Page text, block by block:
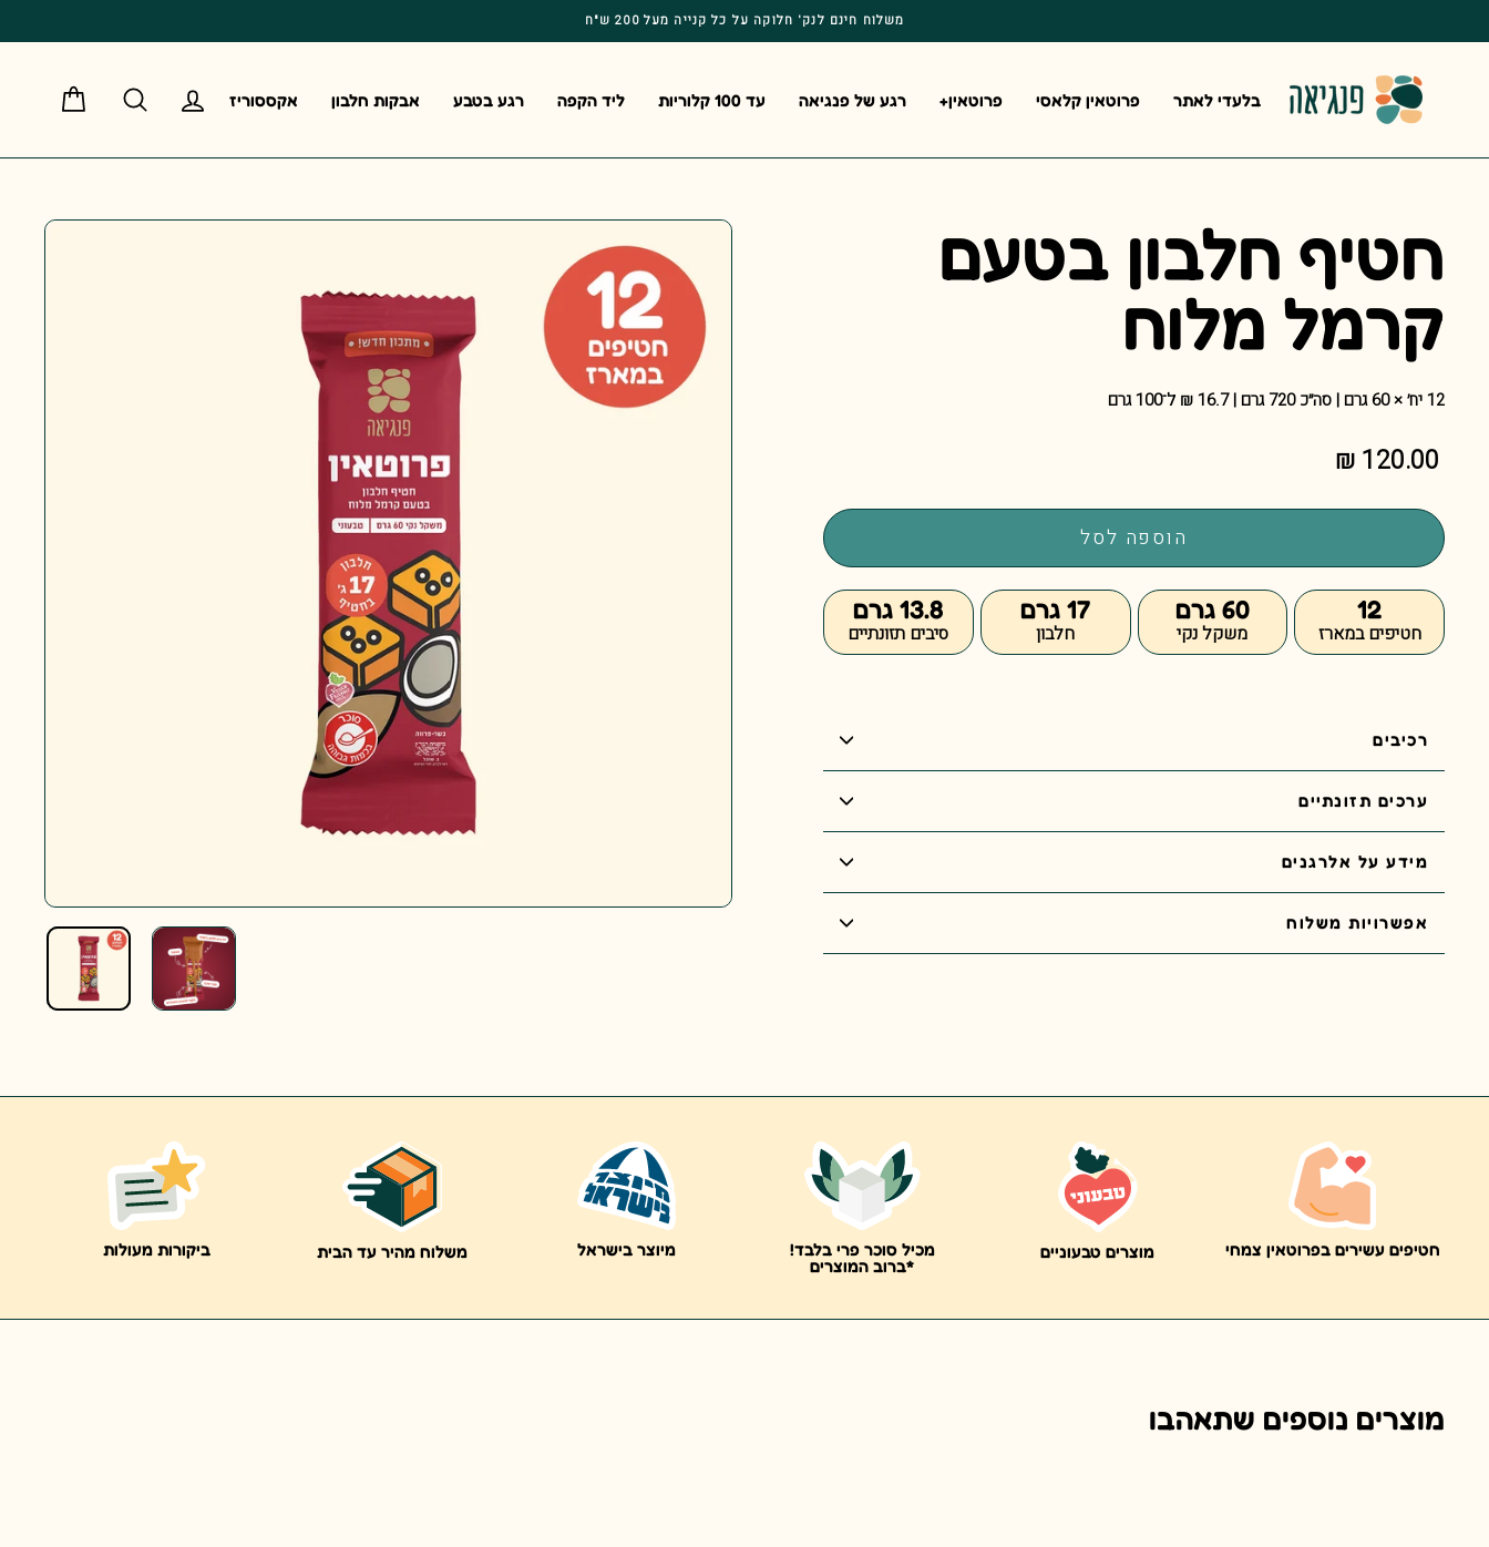
משלוח חינם לנק' חלוקה על כל קנייה מעל 200 ש"ח
בלעדי לאתר פרוטאין קלאסי פרוטאין+ רגע של פנגיאה עד 100 קלוריות ליד הקפה רגע בטבע אבקות חלבון אקססוריז כניסה חיפוש
חטיף חלבון בטעם
קרמל מלוח
12 יח׳ × 60 גרם | סה״כ 720 גרם | 16.7 ₪ ל־100 גרם
מחיר
רגיל
120.00 ₪
הוספה לסל
12
חטיפים במארז
60 גרם
משקל נקי
17 גרם
חלבון
13.8 גרם
סיבים תזונתיים
רכיבים
ערכים תזונתיים
מידע על אלרגנים
אפשרויות משלוח
חטיפים עשירים בפרוטאין צמחי מוצרים טבעוניים מכיל סוכר פרי בלבד!
*ברוב המוצרים
מיוצר בישראל משלוח מהיר עד הבית ביקורות מעולות
מוצרים נוספים שתאהבו